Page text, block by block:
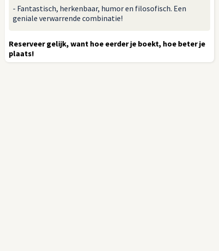
- Fantastisch, herkenbaar, humor en filosofisch. Een
geniale verwarrende combinatie!
Reserveer gelijk, want hoe eerder je boekt, hoe beter je
plaats!